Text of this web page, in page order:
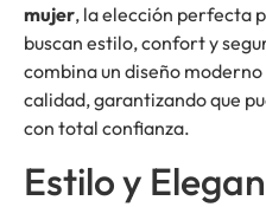
mujer, la elección perfecta
buscan estilo, confort y
combina un diseño
calidad, garantizando que
con total confianza.
Estilo y